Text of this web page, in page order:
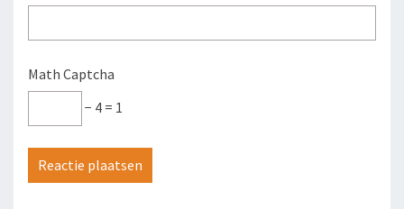
Math Captcha
− 4 = 1